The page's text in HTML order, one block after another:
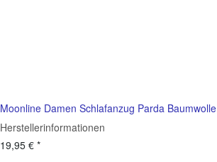
Moonline Damen Schlafanzug Parda Baumwolle
Herstellerinformationen
19,95 € *